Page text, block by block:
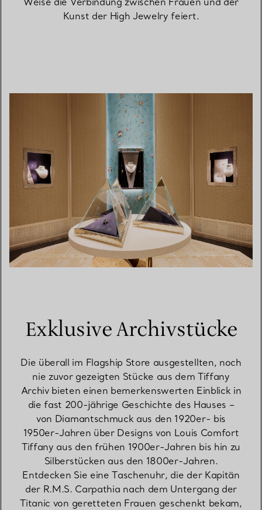
Kunst der High Jewelry feiert.
Exklusive Archivstücke
Die überall im Flagship Store ausgestellten, noch
nie zuvor gezeigten Stücke aus dem Tiffany
Archiv bieten einen bemerkenswerten Einblick in
die fast 200-jährige Geschichte des Hauses –
von Diamantschmuck aus den 1920er- bis
1950er-Jahren über Designs von Louis Comfort
Tiffany aus den frühen 1900er-Jahren bis hin zu
Silberstücken aus den 1800er-Jahren.
Entdecken Sie eine Taschenuhr, die der Kapitän
der R.M.S. Carpathia nach dem Untergang der
Titanic von geretteten Frauen geschenkt bekam,